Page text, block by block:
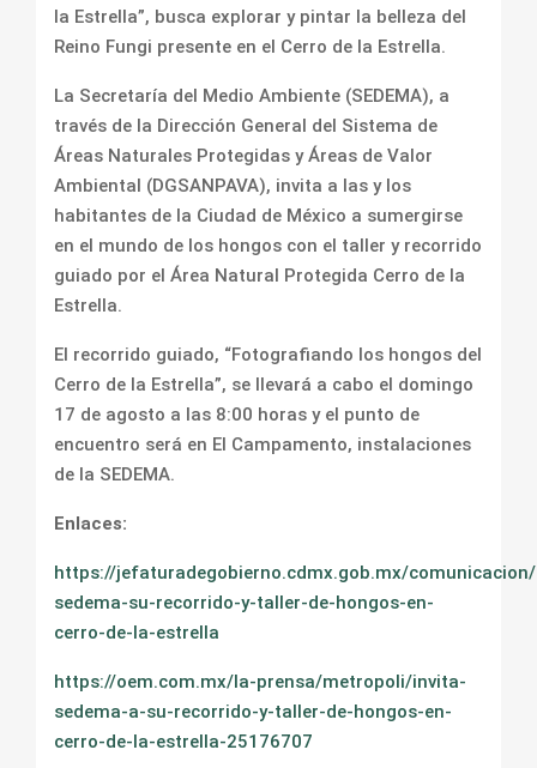
la Estrella”, busca explorar y pintar la belleza del
Reino Fungi presente en el Cerro de la Estrella.
La Secretaría del Medio Ambiente (SEDEMA), a
través de la Dirección General del Sistema de
Áreas Naturales Protegidas y Áreas de Valor
Ambiental (DGSANPAVA), invita a las y los
habitantes de la Ciudad de México a sumergirse
en el mundo de los hongos con el taller y recorrido
guiado por el Área Natural Protegida Cerro de la
Estrella.
El recorrido guiado, “Fotografiando los hongos del
Cerro de la Estrella”, se llevará a cabo el domingo
17 de agosto a las 8:00 horas y el punto de
encuentro será en El Campamento, instalaciones
de la SEDEMA.
Enlaces:
https://jefaturadegobierno.cdmx.gob.mx/
sedema-su-recorrido-y-taller-de-hongos-en-
cerro-de-la-estrella
https://oem.com.mx/la-prensa/metropoli/invita-
sedema-a-su-recorrido-y-taller-de-hongos-en-
cerro-de-la-estrella-25176707